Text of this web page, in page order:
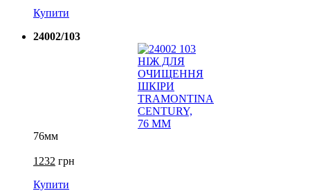
Купити
24002/103
76мм
1232 грн
Купити